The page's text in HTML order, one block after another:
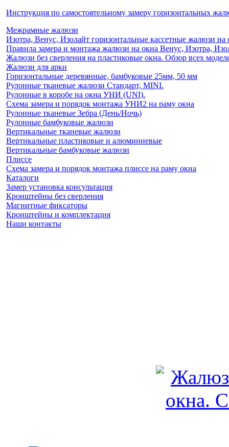
Инструкция по самостоятельному замеру горизонтальных
Межрамные жалюзи
Изотра, Венус, Изолайт горизонтальные кассетные жалюзи на
Правила замера и монтажа жалюзи на окна Венус, Изотра,
Жалюзи без сверления на пластиковые окна. Обзор всех
Жалюзи для арки
Горизонтальные деревянные, бамбуковые 25мм, 50 мм
Рулонные тканевые жалюзи Стандарт, MINI.
Рулонные в коробе на окна УНИ (UNI).
Схема замера и порядок монтажа УНИ2 на раму окна
Рулонные тканевые Зебра (День/Ночь)
Рулонные бамбуковые жалюзи
Вертикальные тканевые жалюзи
Вертикальные пластиковые и алюминиевые
Вертикальные бамбуковые жалюзи
Плиссе
Схема замера и порядок монтажа плиссе на раму окна
Каталоги
Замер установка консультация
Кронштейны без сверления
Магнитные фиксаторы
Кронштейны и комплектация
Наши контакты